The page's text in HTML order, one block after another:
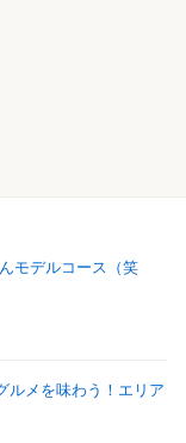
モデルコース（笑
ルメを味わう！エリア